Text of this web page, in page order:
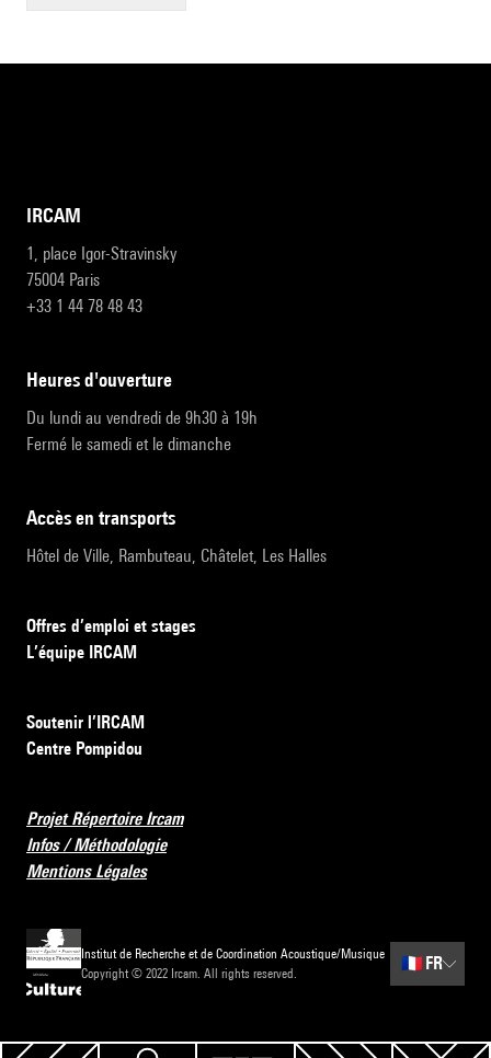
IRCAM
1, place Igor-Stravinsky
75004 Paris
+33 1 44 78 48 43
heures d'ouverture
Du lundi au vendredi de 9h30 à 19h
Fermé le samedi et le dimanche
accès en transports
Hôtel de Ville, Rambuteau, Châtelet, Les Halles
Offres d’emploi et stages
L’équipe IRCAM
Soutenir l’IRCAM
Centre Pompidou
Projet Répertoire Ircam
Infos / Méthodologie
Mentions Légales
Institut de Recherche et de Coordination Acoustique/Musique
Copyright © 2022 Ircam. All rights reserved.
🇫🇷 FR